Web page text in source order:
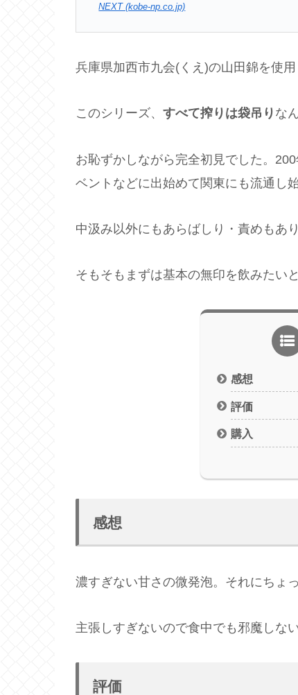
NEXT (kobe-np.co.jp)
兵庫県加西市九会(くえ)の山田錦を使用
このシリーズ、 すべて搾りは袋吊り な
お恥ずかしながら完全初見でした。
ベントなどに出始めて関東にも流通し
中汲み以外にもあらばしり・責めもあ
そもそもまずは基本の無印を飲みたい
感想
評価
購入
感想
濃すぎない甘さの微発泡。それにちょ
主張しすぎないので食中でも邪魔しな
評価